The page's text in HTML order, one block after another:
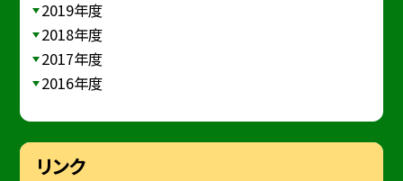
2019年度
2018年度
2017年度
2016年度
リンク